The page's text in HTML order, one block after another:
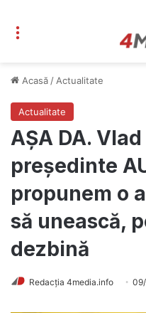
Acasă / Actualitate
Actualitate
AȘA DA.
președinte
propunem o
să unească,
dezbină
Redacția 4media.info